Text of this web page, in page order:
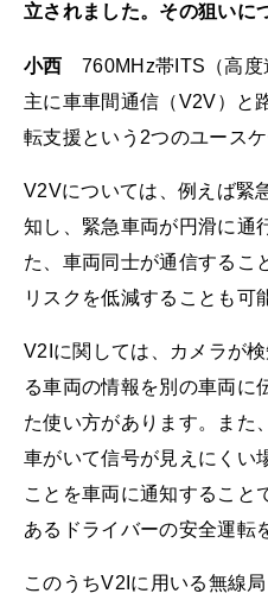
立されました。その狙いに
小西 760MHz帯ITS（高度
主に車車間通信（V2V）と
転支援という2つのユース
V2Vについては、例えば緊
知し、緊急車両が円滑に通
た、車両同士が通信するこ
リスクを低減することも可
V2Iに関しては、カメラが
る車両の情報を別の車両に
た使い方があります。また
車がいて信号が見えにくい
ことを車両に通知すること
あるドライバーの安全運転
このうちV2Iに用いる無線